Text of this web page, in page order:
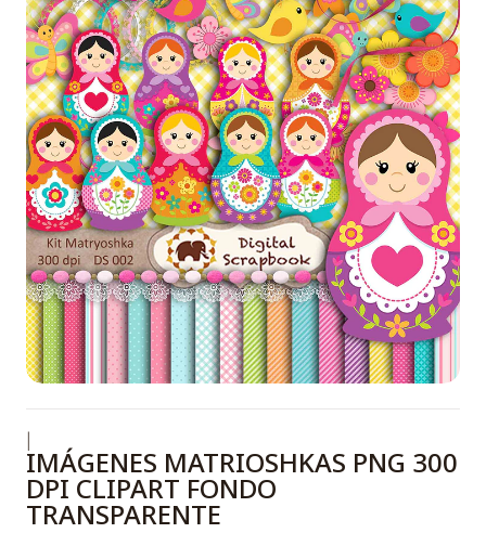
IMÁGENES MATRIOSHKAS PNG 300
DPI CLIPART FONDO
TRANSPARENTE